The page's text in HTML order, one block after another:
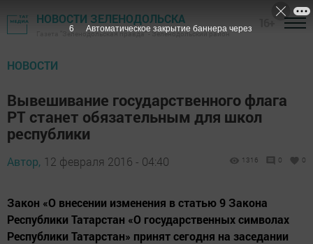
НОВОСТИ ЗЕЛЕНОДОЛЬСКА
Газета "Зеленодольская правда" - Зеленодольский район
НОВОСТИ
Вывешивание государственного флага
РТ станет обязательным для школ
республики
Автор, 12 февраля 2016 - 04:40 1316 0 0
Закон «О внесении изменения в статью 9 Закона
Республики Татарстан «О государственных символах
Республики Татарстан» принят сегодня на заседании
5 Автоматическое закрытие баннера через